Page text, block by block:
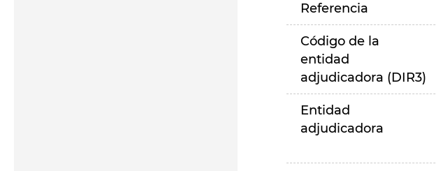
Referencia
Código de la
entidad
adjudicadora (DIR3)
Entidad
adjudicadora